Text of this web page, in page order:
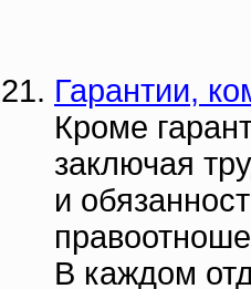
Гарантии,
Кроме
заключая
и
В каждом